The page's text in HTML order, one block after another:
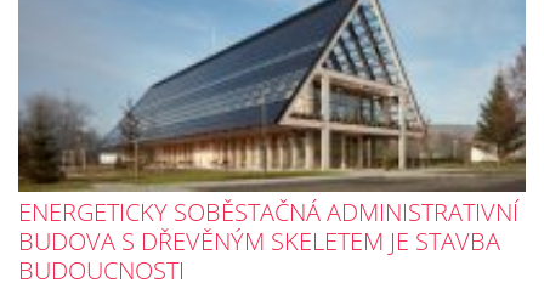
ENERGETICKY SOBĚSTAČNÁ ADMINISTRATIVNÍ
BUDOVA S DŘEVĚNÝM SKELETEM JE STAVBA
BUDOUCNOSTI